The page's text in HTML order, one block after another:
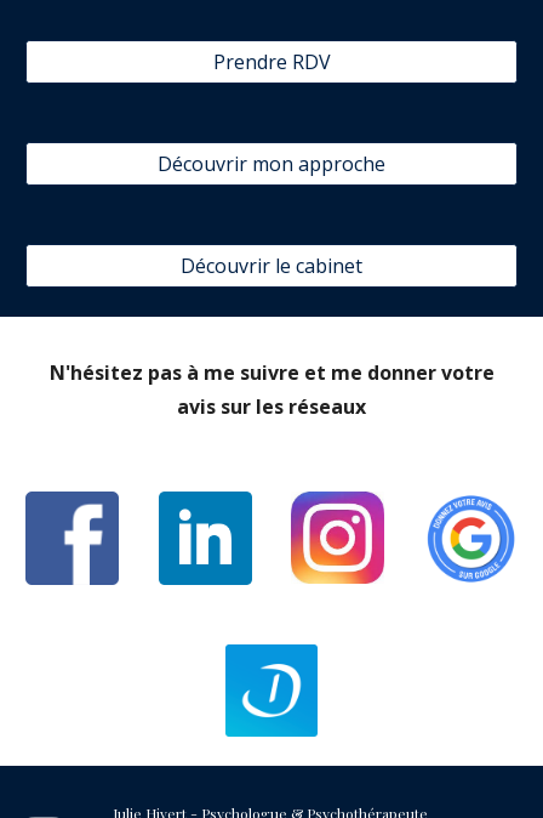
Prendre RDV
Découvrir mon approche
Découvrir le cabinet
N'hésitez pas à me suivre et me donner votre
avis sur les réseaux
Julie Hivert-Psychologue & Psychothérapeute